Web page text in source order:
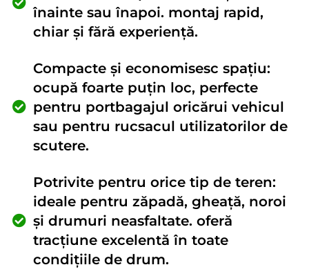
înainte sau înapoi. montaj rapid,
chiar și fără experiență.
Compacte și economisesc spațiu:
ocupă foarte puțin loc, perfecte
pentru portbagajul oricărui vehicul
sau pentru rucsacul utilizatorilor de
scutere.
Potrivite pentru orice tip de teren:
ideale pentru zăpadă, gheață, noroi
și drumuri neasfaltate. oferă
tracțiune excelentă în toate
condițiile de drum.